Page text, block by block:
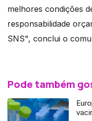
melhores condições
responsabilidade
SNS", conclui o
Pode também